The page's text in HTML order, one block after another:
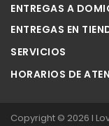
ENTREGAS A
ENTREGAS EN
SERVICIOS
HORARIOS DE
Copyright © 2026 I